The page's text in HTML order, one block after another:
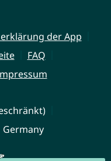
der App
FAQ
Germany